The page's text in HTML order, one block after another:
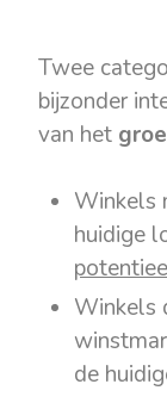
Twee
bijzonder
van het
Winkels
huidige
Winkels
de